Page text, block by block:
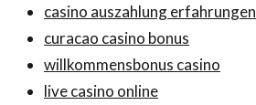
casino auszahlung erfahrungen
curacao casino bonus
willkommensbonus casino
live casino online